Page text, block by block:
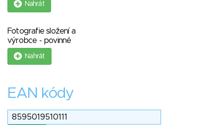
Nahrát
Fotografie složení a
výrobce - povinné
Nahrát
EAN kódy